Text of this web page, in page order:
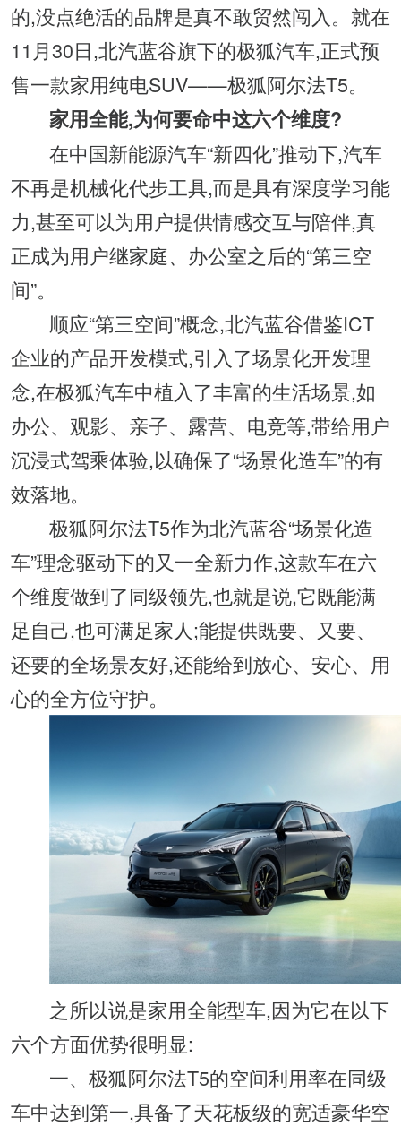
的,没点绝活的品牌是真不敢贸然闯入。就在
11月30日,北汽蓝谷旗下的极狐汽车,正式预
售一款家用纯电SUV——极狐阿尔法T5。
家用全能,为何要命中这六个维度?
在中国新能源汽车“新四化”推动下,汽车
不再是机械化代步工具,而是具有深度学习能
力,甚至可以为用户提供情感交互与陪伴,真
正成为用户继家庭、办公室之后的“第三空
间”。
顺应“第三空间”概念,北汽蓝谷借鉴ICT
企业的产品开发模式,引入了场景化开发理
念,在极狐汽车中植入了丰富的生活场景,如
办公、观影、亲子、露营、电竞等,带给用户
沉浸式驾乘体验,以确保了“场景化造车”的有
效落地。
极狐阿尔法T5作为北汽蓝谷“场景化造
车”理念驱动下的又一全新力作,这款车在六
个维度做到了同级领先,也就是说,它既能满
足自己,也可满足家人;能提供既要、又要、
还要的全场景友好,还能给到放心、安心、用
心的全方位守护。
之所以说是家用全能型车,因为它在以下
六个方面优势很明显:
一、极狐阿尔法T5的空间利用率在同级
车中达到第一,具备了天花板级的宽适豪华空